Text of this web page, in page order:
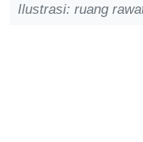
Ilustrasi: ruang